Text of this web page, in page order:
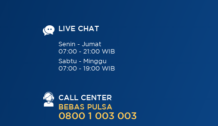
LIVE CHAT
Senin - Jumat
07:00 - 21:00 WIB
Sabtu - Minggu
07:00 - 19:00 WIB
CALL CENTER
BEBAS PULSA
0800 1 003 003